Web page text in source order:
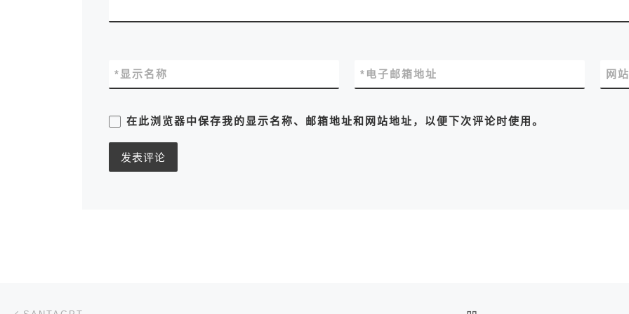
显示名称
* 电子邮箱地址
* 网
在此浏览器中保存我的显示名称、邮箱地址和网站地址，以便下次评论时使用。
文章导航